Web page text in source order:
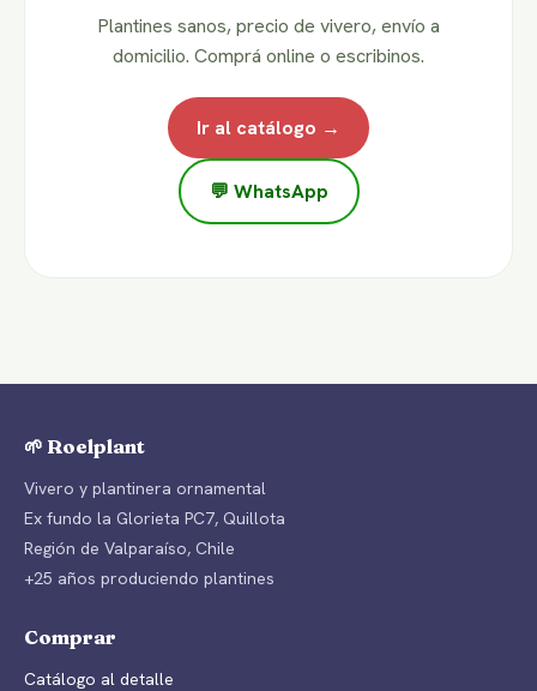
Plantines sanos, precio de vivero, envío a
domicilio. Comprá online o escribinos.
Ir al catálogo →
💬 WhatsApp
🌱 Roelplant
Vivero y plantinera ornamental
Ex fundo la Glorieta PC7, Quillota
Región de Valparaíso, Chile
+25 años produciendo plantines
Comprar
Catálogo al detalle